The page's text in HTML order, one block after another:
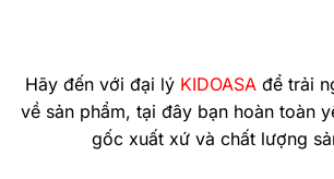
Hãy đến với đại lý KIDOASAđể trải
về sản phẩm, tại đây bạn hoàn toàn
gốc xuất xứ và chất lượng